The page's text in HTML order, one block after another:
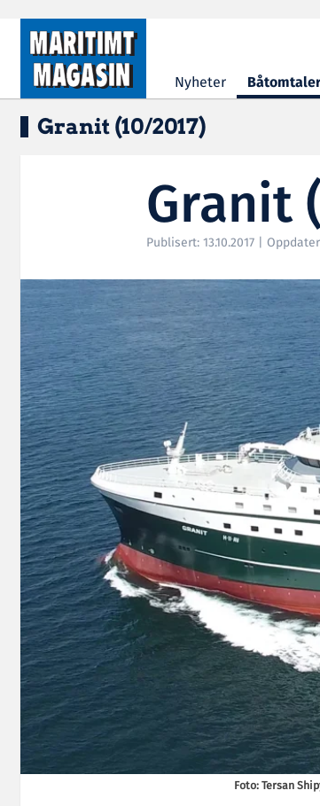
Hopp til hovedinnhold
Nyheter Båtomtaler
Granit (10/2017)
Granit
Publisert: 13.10.2017 |
Foto: Tersan